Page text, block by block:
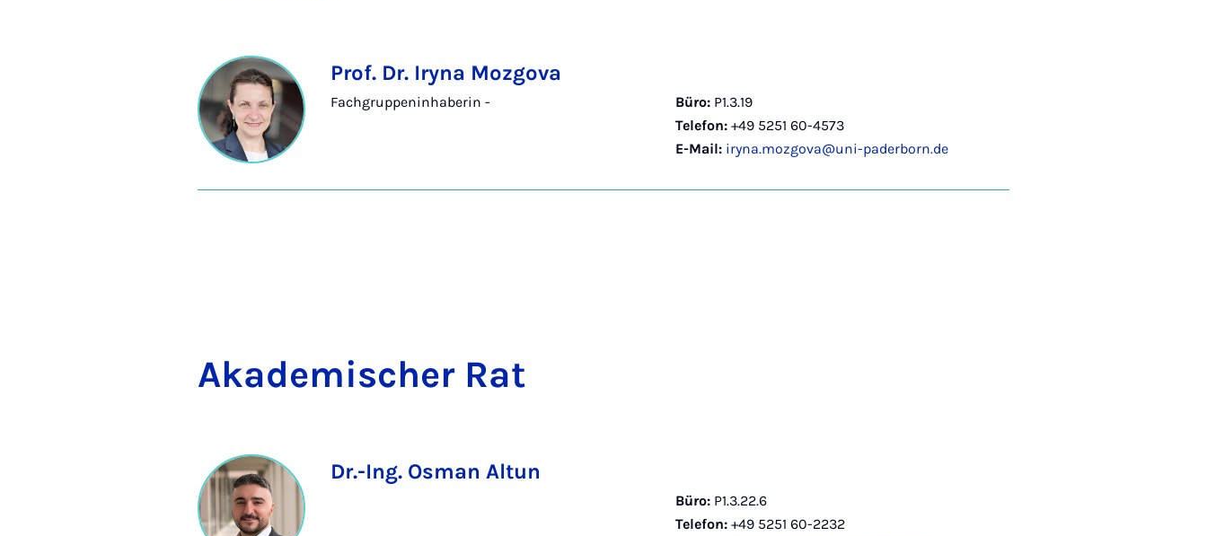
Prof. Dr. Iryna Mozgova
Fachgruppeninhaberin - Büro: P1.3.19
Telefon: +49 5251 60-4573
E-Mail: iryna.mozgova@uni-paderborn.de
Aka­de­mi­scher Rat
Dr.-Ing. Osman Altun
Büro: P1.3.22.6
Telefon: +49 5251 60-2232